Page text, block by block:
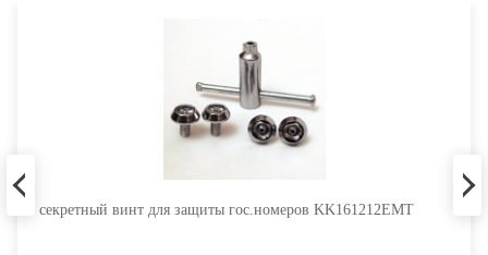
секретный винт для защиты гос.номеров KK161212EMT